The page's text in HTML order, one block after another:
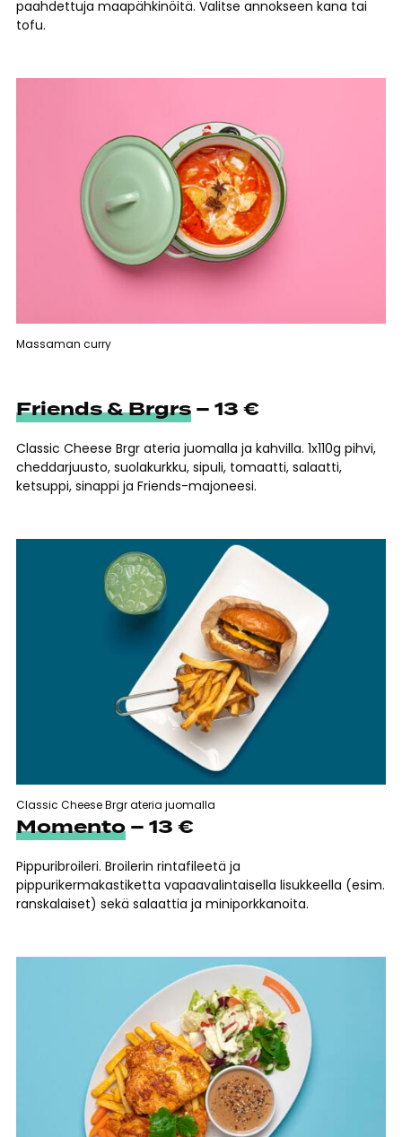
paahdettuja maapähkinöitä. Valitse annokseen kana tai
tofu.
Massaman curry
Friends & Brgrs – 13 €
Classic Cheese Brgr ateria juomalla ja kahvilla. 1x110g pihvi,
cheddarjuusto, suolakurkku, sipuli, tomaatti, salaatti,
ketsuppi, sinappi ja Friends-majoneesi.
Classic Cheese Brgr ateria juomalla
Momento – 13 €
Pippuribroileri. Broilerin rintafileetä ja
pippurikermakastiketta vapaavalintaisella lisukkeella (esim.
ranskalaiset) sekä salaattia ja miniporkkanoita.